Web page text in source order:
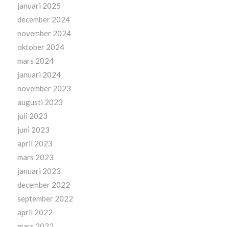
januari 2025
december 2024
november 2024
oktober 2024
mars 2024
januari 2024
november 2023
augusti 2023
juli 2023
juni 2023
april 2023
mars 2023
januari 2023
december 2022
september 2022
april 2022